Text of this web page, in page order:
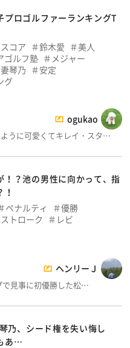
プロゴルファーランキングT
スコア 鈴木愛
美人
ゴルフ塾
メジャー
琴乃
安定
グ
ogukao
うに可愛くてキレイ・スタ…
！？池の男性に向かって、指
ペナルティ
優勝
ストローク
レビ
ヘンリーＪ
で見事に初優勝した松…
乃、シード権を失い悔し
あ…